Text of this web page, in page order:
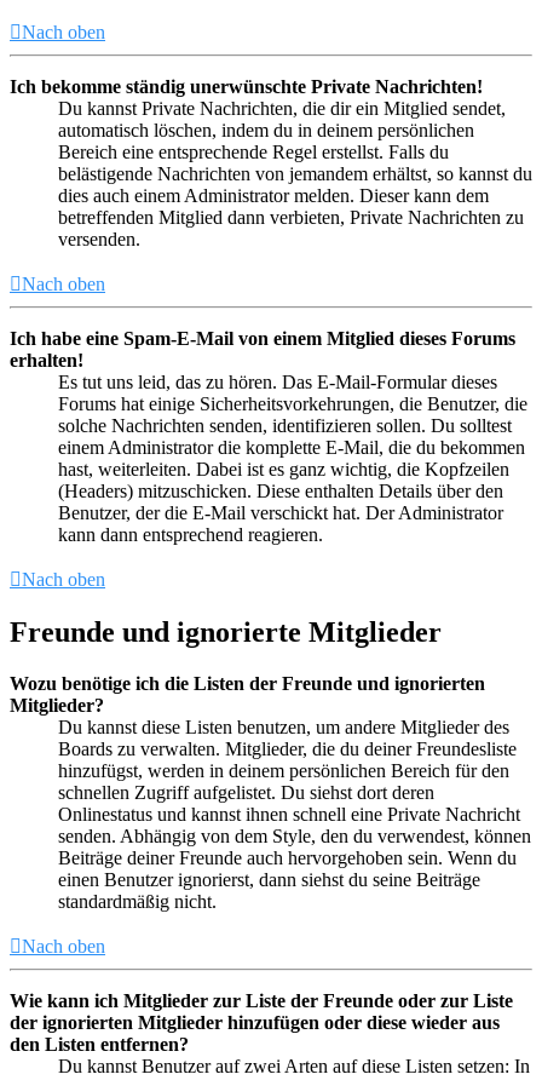
Nach oben
Ich bekomme ständig unerwünschte Private Nachrichten!
Du kannst Private Nachrichten, die dir ein Mitglied sendet,
automatisch löschen, indem du in deinem persönlichen
Bereich eine entsprechende Regel erstellst. Falls du
belästigende Nachrichten von jemandem erhältst, so kannst du
dies auch einem Administrator melden. Dieser kann dem
betreffenden Mitglied dann verbieten, Private Nachrichten zu
versenden.
Nach oben
Ich habe eine Spam-E-Mail von einem Mitglied dieses Forums
erhalten!
Es tut uns leid, das zu hören. Das E-Mail-Formular dieses
Forums hat einige Sicherheitsvorkehrungen, die Benutzer, die
solche Nachrichten senden, identifizieren sollen. Du solltest
einem Administrator die komplette E-Mail, die du bekommen
hast, weiterleiten. Dabei ist es ganz wichtig, die Kopfzeilen
(Headers) mitzuschicken. Diese enthalten Details über den
Benutzer, der die E-Mail verschickt hat. Der Administrator
kann dann entsprechend reagieren.
Nach oben
Freunde und ignorierte Mitglieder
Wozu benötige ich die Listen der Freunde und ignorierten
Mitglieder?
Du kannst diese Listen benutzen, um andere Mitglieder des
Boards zu verwalten. Mitglieder, die du deiner Freundesliste
hinzufügst, werden in deinem persönlichen Bereich für den
schnellen Zugriff aufgelistet. Du siehst dort deren
Onlinestatus und kannst ihnen schnell eine Private Nachricht
senden. Abhängig von dem Style, den du verwendest, können
Beiträge deiner Freunde auch hervorgehoben sein. Wenn du
einen Benutzer ignorierst, dann siehst du seine Beiträge
standardmäßig nicht.
Nach oben
Wie kann ich Mitglieder zur Liste der Freunde oder zur Liste
der ignorierten Mitglieder hinzufügen oder diese wieder aus
den Listen entfernen?
Du kannst Benutzer auf zwei Arten auf diese Listen setzen: In